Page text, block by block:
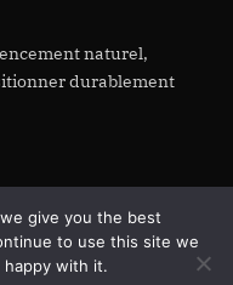
naturel,
durablement
give you the best
to use this site we
happy with it.